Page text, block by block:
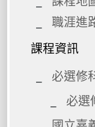
職涯進
課程資訊
必選修
必選